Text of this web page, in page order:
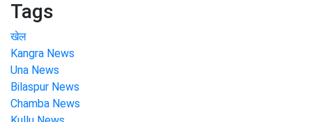
Tags
खेल
Kangra News
Una News
Bilaspur News
Chamba News